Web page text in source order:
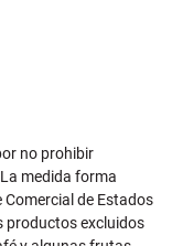
no prohibir
medida forma
de Estados
productos excluidos